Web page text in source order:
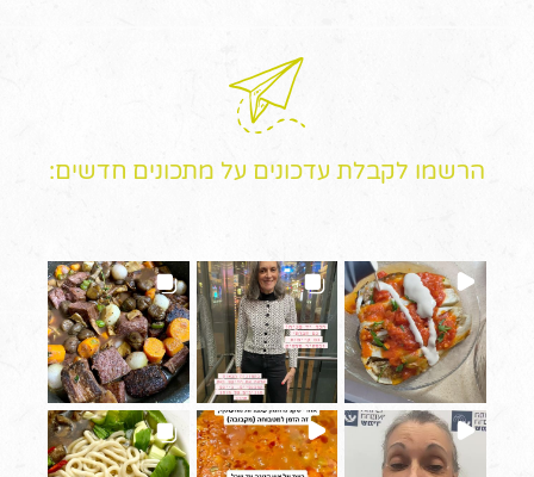
הרשמו לקבלת עדכונים על מתכונים חדשים: